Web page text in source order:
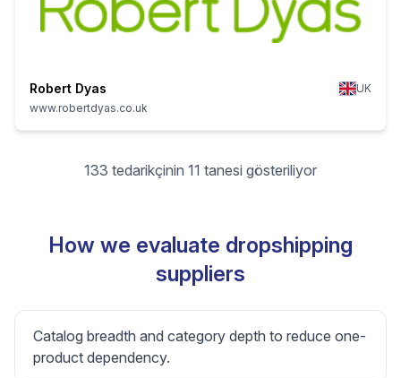
Robert Dyas
UK
www.robertdyas.co.uk
133 tedarikçinin 11 tanesi gösteriliyor
How we evaluate dropshipping
suppliers
Catalog breadth and category depth to reduce one-
product dependency.